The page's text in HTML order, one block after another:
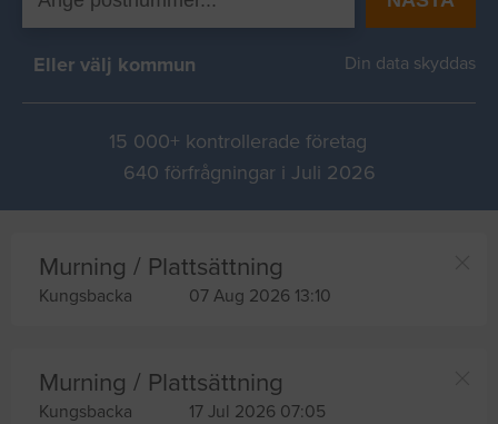
Eller välj kommun Din data skyddas
15 000+ kontrollerade företag
640 förfrågningar i Juli 2026
Murning / Plattsättning
Kungsbacka 07 Aug 2026 13:10
Murning / Plattsättning
Kungsbacka 17 Jul 2026 07:05